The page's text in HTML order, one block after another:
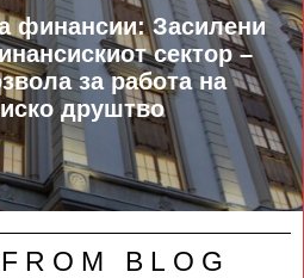
финансии: Засилени
сектор –
за работа на
друштво
BLOG